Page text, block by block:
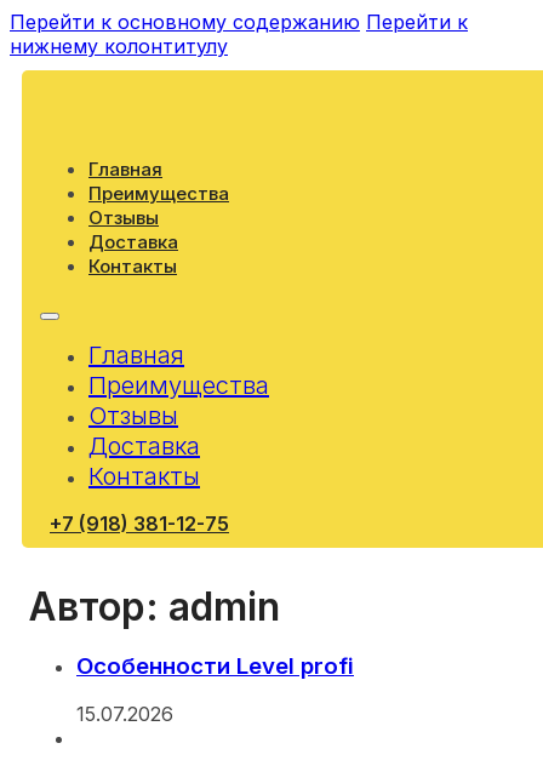
Перейти к основному содержанию Перейти к
нижнему колонтитулу
Главная
Преимущества
Отзывы
Доставка
Контакты
Главная
Преимущества
Отзывы
Доставка
Контакты
+7 (918) 381-12-75
Автор: admin
Особенности Level profi
15.07.2026